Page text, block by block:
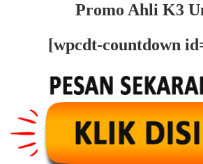
Promo Ahli K3
[wpcdt-countdown